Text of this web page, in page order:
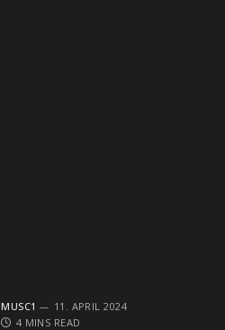
MUSC1
11. APRIL 2024
4 MINS READ